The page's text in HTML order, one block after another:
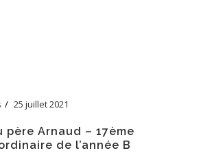
25 juillet 2021
père Arnaud – 17ème
de l’année B